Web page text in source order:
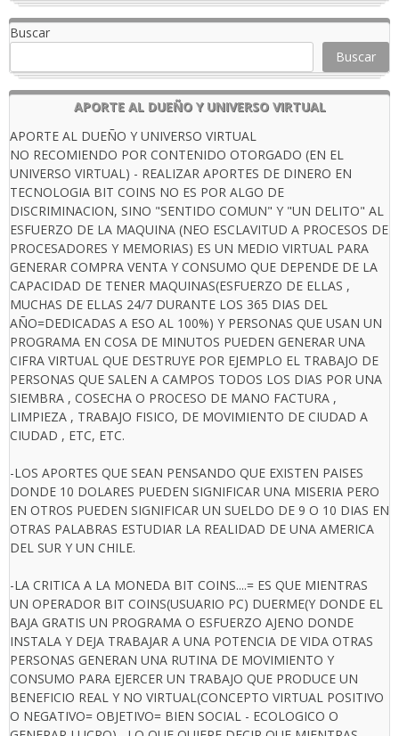
Buscar
Buscar
APORTE AL DUEÑO Y UNIVERSO VIRTUAL
APORTE AL DUEÑO Y UNIVERSO VIRTUAL
NO RECOMIENDO POR CONTENIDO OTORGADO (EN EL
UNIVERSO VIRTUAL) - REALIZAR APORTES DE DINERO EN
TECNOLOGIA BIT COINS NO ES POR ALGO DE
DISCRIMINACION, SINO "SENTIDO COMUN" Y "UN DELITO" AL
ESFUERZO DE LA MAQUINA (NEO ESCLAVITUD A PROCESOS DE
PROCESADORES Y MEMORIAS) ES UN MEDIO VIRTUAL PARA
GENERAR COMPRA VENTA Y CONSUMO QUE DEPENDE DE LA
CAPACIDAD DE TENER MAQUINAS(ESFUERZO DE ELLAS ,
MUCHAS DE ELLAS 24/7 DURANTE LOS 365 DIAS DEL
AÑO=DEDICADAS A ESO AL 100%) Y PERSONAS QUE USAN UN
PROGRAMA EN COSA DE MINUTOS PUEDEN GENERAR UNA
CIFRA VIRTUAL QUE DESTRUYE POR EJEMPLO EL TRABAJO DE
PERSONAS QUE SALEN A CAMPOS TODOS LOS DIAS POR UNA
SIEMBRA , COSECHA O PROCESO DE MANO FACTURA ,
LIMPIEZA , TRABAJO FISICO, DE MOVIMIENTO DE CIUDAD A
CIUDAD , ETC, ETC.
-LOS APORTES QUE SEAN PENSANDO QUE EXISTEN PAISES
DONDE 10 DOLARES PUEDEN SIGNIFICAR UNA MISERIA PERO
EN OTROS PUEDEN SIGNIFICAR UN SUELDO DE 9 O 10 DIAS EN
OTRAS PALABRAS ESTUDIAR LA REALIDAD DE UNA AMERICA
DEL SUR Y UN CHILE.
-LA CRITICA A LA MONEDA BIT COINS....= ES QUE MIENTRAS
UN OPERADOR BIT COINS(USUARIO PC) DUERME(Y DONDE EL
BAJA GRATIS UN PROGRAMA O ESFUERZO AJENO DONDE
INSTALA Y DEJA TRABAJAR A UNA POTENCIA DE VIDA OTRAS
PERSONAS GENERAN UNA RUTINA DE MOVIMIENTO Y
CONSUMO PARA EJERCER UN TRABAJO QUE PRODUCE UN
BENEFICIO REAL Y NO VIRTUAL(CONCEPTO VIRTUAL POSITIVO
O NEGATIVO= OBJETIVO= BIEN SOCIAL - ECOLOGICO O